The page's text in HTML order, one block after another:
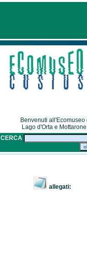
Benvenuti all'Ecomuseo
Lago d'Orta e
CERCA
allegati: